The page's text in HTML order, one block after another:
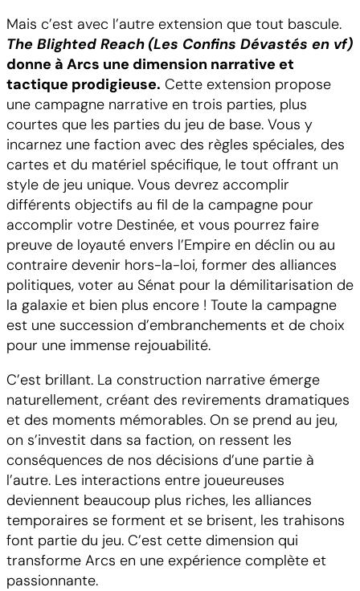
Mais c’est avec l’autre extension que tout bascule.
The Blighted Reach (Les Confins Dévastés en vf)
donne à Arcs une dimension narrative et
tactique prodigieuse. Cette extension propose
une campagne narrative en trois parties, plus
courtes que les parties du jeu de base. Vous y
incarnez une faction avec des règles spéciales, des
cartes et du matériel spécifique, le tout offrant un
style de jeu unique. Vous devrez accomplir
différents objectifs au fil de la campagne pour
accomplir votre Destinée, et vous pourrez faire
preuve de loyauté envers l’Empire en déclin ou au
contraire devenir hors-la-loi, former des alliances
politiques, voter au Sénat pour la démilitarisation de
la galaxie et bien plus encore ! Toute la campagne
est une succession d’embranchements et de choix
pour une immense rejouabilité.
C’est brillant. La construction narrative émerge
naturellement, créant des revirements dramatiques
et des moments mémorables. On se prend au jeu,
on s’investit dans sa faction, on ressent les
conséquences de nos décisions d’une partie à
l’autre. Les interactions entre joueureuses
deviennent beaucoup plus riches, les alliances
temporaires se forment et se brisent, les trahisons
font partie du jeu. C’est cette dimension qui
transforme Arcs en une expérience complète et
passionnante.